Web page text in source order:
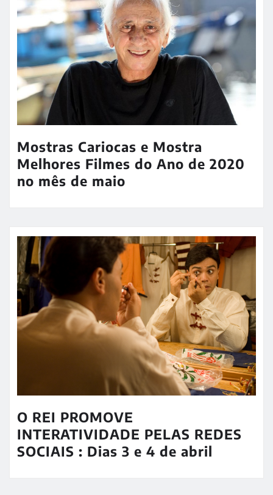
Mostras Cariocas e Mostra
Melhores Filmes do Ano de 2020
no mês de maio
O REI PROMOVE
INTERATIVIDADE PELAS REDES
SOCIAIS : Dias 3 e 4 de abril